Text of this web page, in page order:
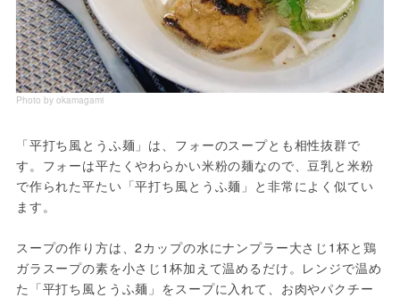
Photo by okamagami
「平打ち風とうふ麺」は、フォーのスープとも相性抜群で
す。フォーは平たくやわらかい米粉の麺なので、豆乳と米粉
で作られた平たい「平打ち風とうふ麺」と非常によく似てい
ます。
スープの作り方は、2カップの水にナンプラー大さじ1杯と鶏
ガラスープの素を小さじ1杯加えて温めるだけ。レンジで温め
た「平打ち風とうふ麺」をスープに入れて、お肉やパクチー